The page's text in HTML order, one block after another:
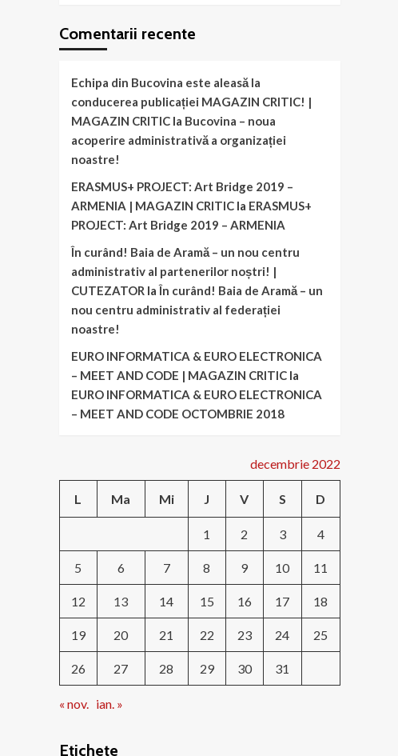
Comentarii recente
Echipa din Bucovina este aleasă la
conducerea publicației MAGAZIN CRITIC! |
MAGAZIN CRITICla Bucovina – noua
acoperire administrativă a organizației
noastre!
ERASMUS+ PROJECT: Art Bridge 2019 –
ARMENIA | MAGAZIN CRITICla ERASMUS+
PROJECT: Art Bridge 2019 – ARMENIA
În curând! Baia de Aramă – un nou centru
administrativ al partenerilor noștri! |
CUTEZATOR laÎn curând! Baia de Aramă – un
nou centru administrativ al federației
noastre!
EURO INFORMATICA & EURO ELECTRONICA
– MEET AND CODE | MAGAZIN CRITICla
EURO INFORMATICA & EURO ELECTRONICA
– MEET AND CODE OCTOMBRIE 2018
decembrie 2022
L Ma Mi J V S D
1 2 3 4
5 6 7 8 9 10 11
12 13 14 15 16 17 18
19 20 21 22 23 24 25
26 27 28 29 30 31
« nov. ian. »
Etichete